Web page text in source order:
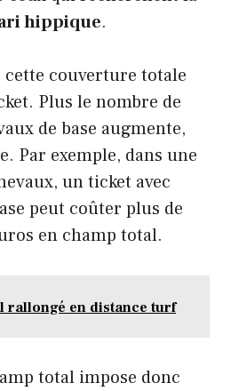
hippique.
couverture totale
Plus le nombre de
de base augmente,
Par exemple, dans une
un ticket avec
peut coûter plus de
en champ total.
rallongé en distance turf
total impose donc